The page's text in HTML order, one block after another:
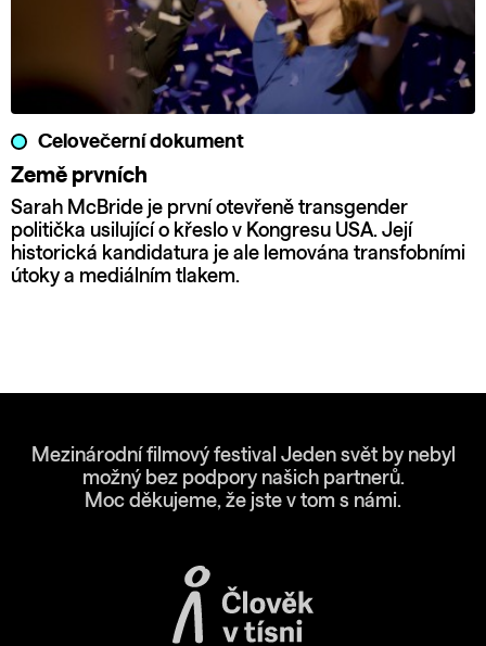
Celovečerní dokument
Země prvních
Sarah McBride je první otevřeně transgender
politička usilující o křeslo v Kongresu USA. Její
historická kandidatura je ale lemována transfobními
útoky a mediálním tlakem.
Mezinárodní filmový festival Jeden svět by nebyl
možný bez podpory našich partnerů.
Moc děkujeme, že jste v tom s námi.